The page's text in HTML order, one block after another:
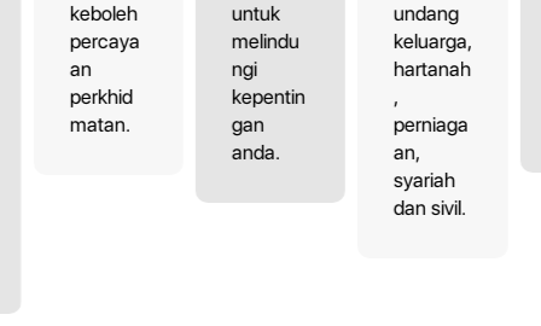
keboleh
percaya
an
perkhid
matan.
untuk
melindu
ngi
kepentin
gan
anda.
undang
keluarga,
hartanah
,
perniaga
an,
syariah
dan sivil.